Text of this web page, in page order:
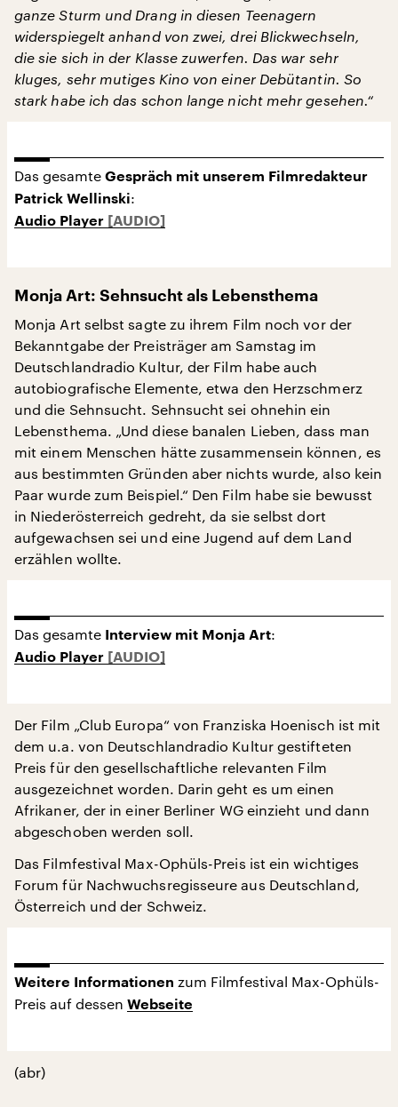
ganze Sturm und Drang in diesen Teenagern
widerspiegelt anhand von zwei, drei Blickwechseln,
die sie sich in der Klasse zuwerfen. Das war sehr
kluges, sehr mutiges Kino von einer Debütantin. So
stark habe ich das schon lange nicht mehr gesehen.“
Das gesamte Gespräch mit unserem Filmredakteur
Patrick Wellinski:
Audio Player
Monja Art: Sehnsucht als Lebensthema
Monja Art selbst sagte zu ihrem Film noch vor der
Bekanntgabe der Preisträger am Samstag im
Deutschlandradio Kultur, der Film habe auch
autobiografische Elemente, etwa den Herzschmerz
und die Sehnsucht. Sehnsucht sei ohnehin ein
Lebensthema. „Und diese banalen Lieben, dass man
mit einem Menschen hätte zusammensein können, es
aus bestimmten Gründen aber nichts wurde, also kein
Paar wurde zum Beispiel.“ Den Film habe sie bewusst
in Niederösterreich gedreht, da sie selbst dort
aufgewachsen sei und eine Jugend auf dem Land
erzählen wollte.
Das gesamte Interview mit Monja Art:
Audio Player
Der Film „Club Europa“ von Franziska Hoenisch ist mit
dem u.a. von Deutschlandradio Kultur gestifteten
Preis für den gesellschaftliche relevanten Film
ausgezeichnet worden. Darin geht es um einen
Afrikaner, der in einer Berliner WG einzieht und dann
abgeschoben werden soll.
Das Filmfestival Max-Ophüls-Preis ist ein wichtiges
Forum für Nachwuchsregisseure aus Deutschland,
Österreich und der Schweiz.
Weitere Informationen zum Filmfestival Max-Ophüls-
Preis auf dessen Webseite
(abr)